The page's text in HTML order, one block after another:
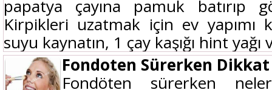
papatya çayına pamuk batırıp
Kirpikleri uzatmak için ev yapımı
suyu kaynatın, 1 çay kaşığı hint yağı
Fondoten Sürerken
Fondöten sürerken